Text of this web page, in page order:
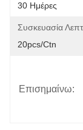
30 Ημέρες
Συσκευασία
20pcs/ctn
Επισημαίνω: